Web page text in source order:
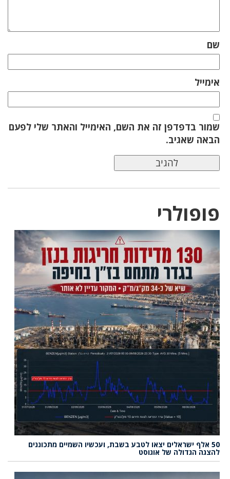
שם
אימייל
שמור בדפדפן זה את השם, האימייל והאתר שלי לפעם
הבאה שאגיב.
פופולרי
50 אלף ישראלים יצאו לטבע בשבת, ועכשיו השמיים מתכוננים
להצגה הגדולה של אוגוסט